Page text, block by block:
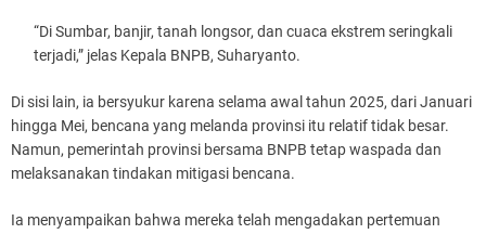
“Di Sumbar, banjir, tanah longsor, dan cuaca ekstrem seringkali
terjadi,” jelas Kepala BNPB, Suharyanto.
Di sisi lain, ia bersyukur karena selama awal tahun 2025, dari Januari
hingga Mei, bencana yang melanda provinsi itu relatif tidak besar.
Namun, pemerintah provinsi bersama BNPB tetap waspada dan
melaksanakan tindakan mitigasi bencana.
Ia menyampaikan bahwa mereka telah mengadakan pertemuan